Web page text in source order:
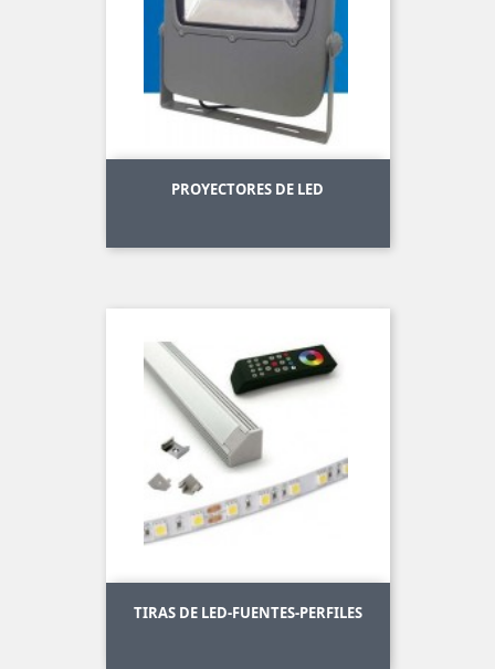
PROYECTORES DE LED
TIRAS DE LED-FUENTES-PERFILES